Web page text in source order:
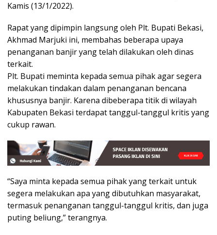
Kamis (13/1/2022).
Rapat yang dipimpin langsung oleh Plt. Bupati Bekasi,
Akhmad Marjuki ini, membahas beberapa upaya
penanganan banjir yang telah dilakukan oleh dinas
terkait.
Plt. Bupati meminta kepada semua pihak agar segera
melakukan tindakan dalam penanganan bencana
khususnya banjir. Karena dibeberapa titik di wilayah
Kabupaten Bekasi terdapat tanggul-tanggul kritis yang
cukup rawan.
“Saya minta kepada semua pihak yang terkait untuk
segera melakukan apa yang dibutuhkan masyarakat,
termasuk penanganan tanggul-tanggul kritis, dan juga
puting beliung,” terangnya.